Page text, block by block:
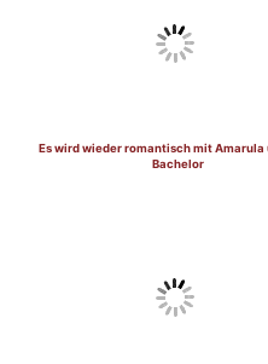
Es wird wieder romantisch mit Amarula
Bachelor